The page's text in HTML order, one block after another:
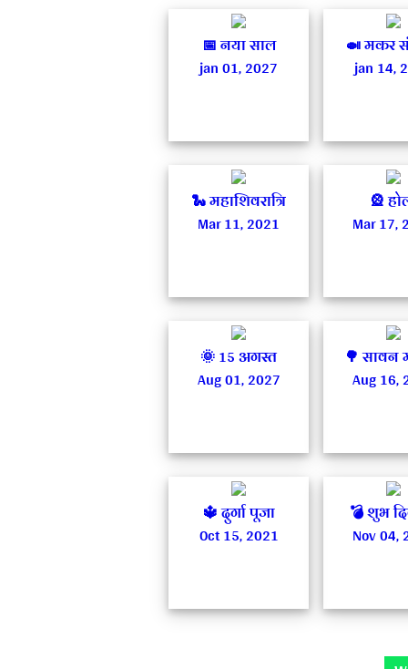
📅 नया साल
jan 01, 2027
🍛 मकर
jan 14,
🐍 महाशिवरात्रि
Mar 11, 2021
🎡
Mar 17,
🌞 15 अगस्त
Aug 01, 2027
🌳 सावन
Aug 16,
🔱 दुर्गा पूजा
Oct 15, 2021
💣 शुभ
Nov 04,